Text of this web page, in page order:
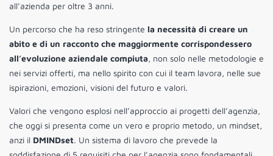
all’azienda per oltre 3 anni.
Un percorso che ha reso stringente la necessità di creare un
abito e di un racconto che maggiormente corrispondessero
all’evoluzione aziendale compiuta, non solo nelle metodologie e
nei servizi offerti, ma nello spirito con cui il team lavora, nelle sue
ispirazioni, emozioni, visioni del futuro e valori.
Valori che vengono esplosi nell’approccio ai progetti dell’agenzia,
che oggi si presenta come un vero e proprio metodo, un mindset,
anzi il DMINDset. Un sistema di lavoro che prevede la